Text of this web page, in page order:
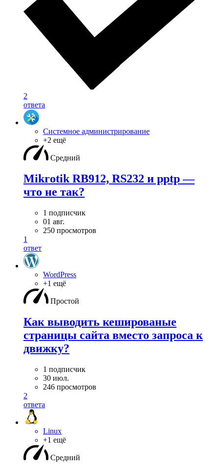
2
ответа
Системное администрирование
+2 ещё
Средний
Mikrotik RB912, RS232 и pptp —
что не так?
1 подписчик
01 авг.
250 просмотров
1
ответ
WordPress
+1 ещё
Простой
Как выводить кешированые
страницы сайта вместо запроса к
движку?
1 подписчик
30 июл.
246 просмотров
2
ответа
Linux
+1 ещё
Средний